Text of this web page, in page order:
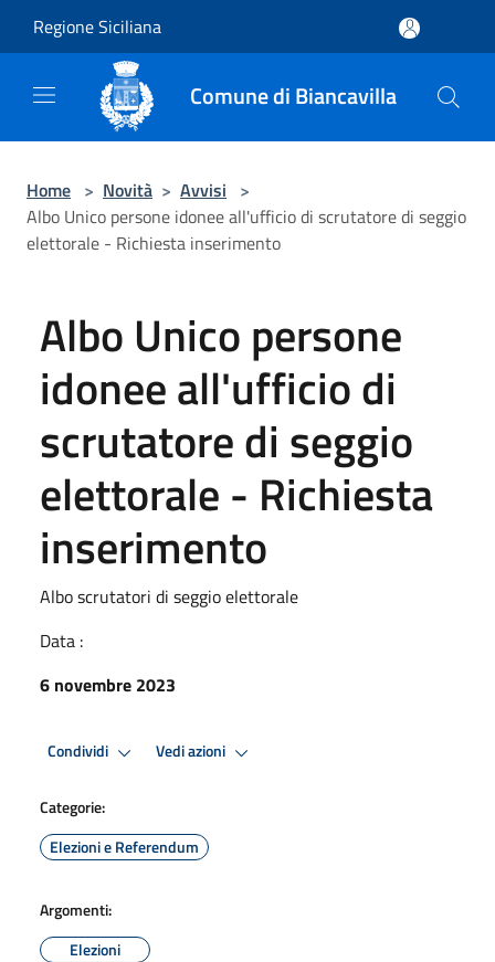
Regione Siciliana
Comune di Biancavilla
Home > Novità > Avvisi >
Albo Unico persone idonee all'ufficio di scrutatore di seggio
elettorale - Richiesta inserimento
Albo Unico persone
idonee all'ufficio di
scrutatore di seggio
elettorale - Richiesta
inserimento
Albo scrutatori di seggio elettorale
Data :
6 novembre 2023
Condividi Vedi azioni
Categorie:
Elezioni e Referendum
Argomenti:
Elezioni